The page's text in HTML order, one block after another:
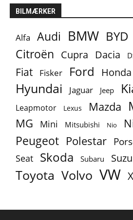
BILMÆRKER
Alfa Audi BMW BYD
Citroën Cupra Dacia
Fiat Fisker Ford Honda
Hyundai Jaguar Jeep
Leapmotor Lexus Mazda
MG Mini Mitsubishi Nio
Peugeot Polestar
Seat Skoda Subaru
Toyota Volvo VW